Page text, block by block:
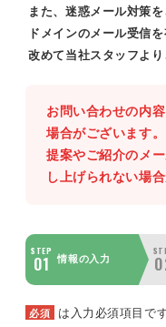
また、迷惑メール対策
ドメインのメール受信
改めて当社スタッフより
お問い合わせの内
場合がございます。
提案やご紹介のメ
し上げられない場
STEP
01 情報の入力
必須 は入力必須項目です